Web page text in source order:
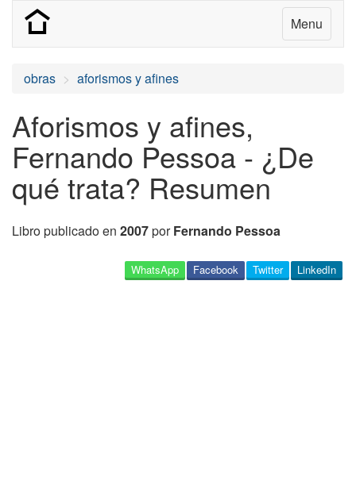
Menu
obras aforismos y afines
Aforismos y afines,
Fernando Pessoa - ¿De
qué trata? Resumen
Libro publicado en 2007porFernando Pessoa
LinkedIn
Twitter
Facebook
WhatsApp